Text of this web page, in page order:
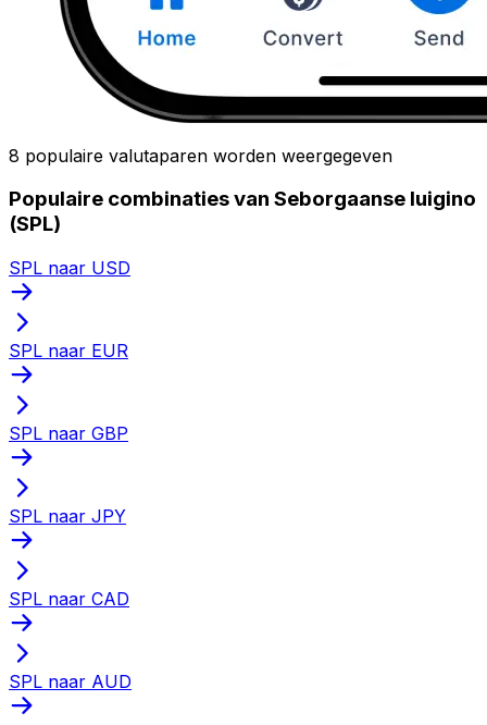
8 populaire valutaparen worden weergegeven
Populaire combinaties van Seborgaanse luigino
(SPL)
SPL naar USD
SPL naar EUR
SPL naar GBP
SPL naar JPY
SPL naar CAD
SPL naar AUD